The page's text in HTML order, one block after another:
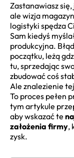
Zastanawiasz
ale wizja
logistyki spędza
Sam kiedyś
produkcyjna.
początku, leżą
tu, sprzedając
zbudować coś
Ale znalezienie
To proces pełen
tym artykule
aby wskazać te
założenia firmy,
zysk.